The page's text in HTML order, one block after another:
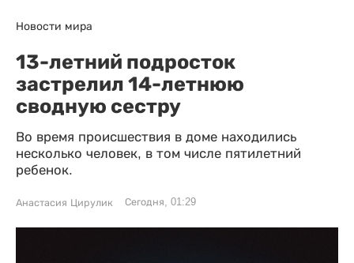
Новости мира
13-летний подросток
застрелил 14-летнюю
сводную сестру
Во время происшествия в доме находились
несколько человек, в том числе пятилетний
ребенок.
Анастасия Цирулик Сегодня, 01:29